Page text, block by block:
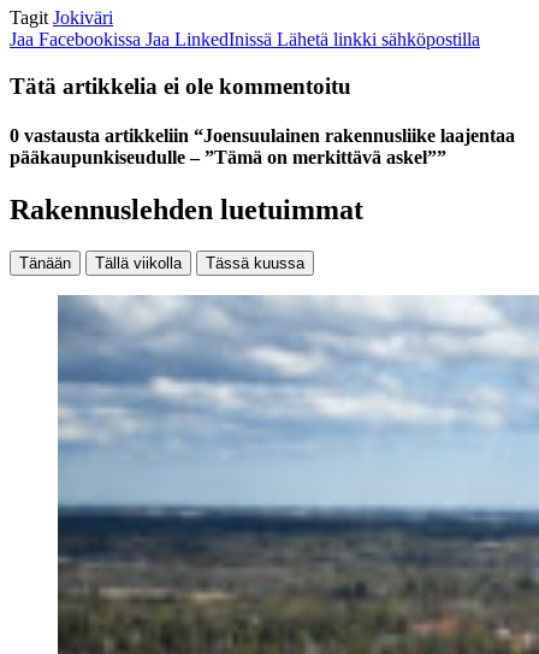
Tagit Jokiväri
Jaa Facebookissa Jaa LinkedInissä Lähetä linkki sähköpostilla
Tätä artikkelia ei ole kommentoitu
0 vastausta artikkeliin “Joensuulainen rakennusliike laajentaa
pääkaupunkiseudulle – ”Tämä on merkittävä askel””
Rakennuslehden luetuimmat
Tänään Tällä viikolla Tässä kuussa